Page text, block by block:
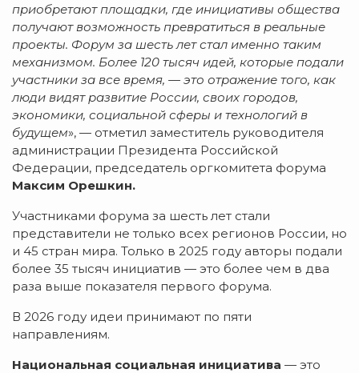
приобретают площадки, где инициативы общества
получают возможность превратиться в реальные
проекты. Форум за шесть лет стал именно таким
механизмом. Более 120 тысяч идей, которые подали
участники за все время, — это отражение того, как
люди видят развитие России, своих городов,
экономики, социальной сферы и технологий в
будущем», — отметил заместитель руководителя
администрации Президента Российской
Федерации, председатель оргкомитета форума
Максим Орешкин.
Участниками форума за шесть лет стали
представители не только всех регионов России, но
и 45 стран мира. Только в 2025 году авторы подали
более 35 тысяч инициатив — это более чем в два
раза выше показателя первого форума.
В 2026 году идеи принимают по пяти
направлениям.
Национальная социальная инициатива — это